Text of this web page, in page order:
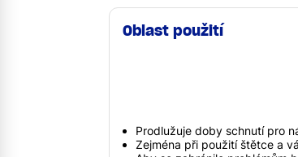
Oblast použití
Prodlužuje doby schnutí pro
Zejména při použití štětce a